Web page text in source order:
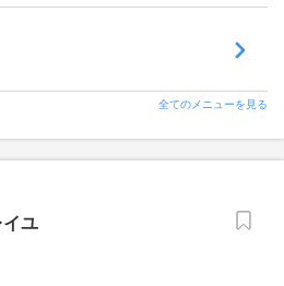
全てのメニューを見る
ユ